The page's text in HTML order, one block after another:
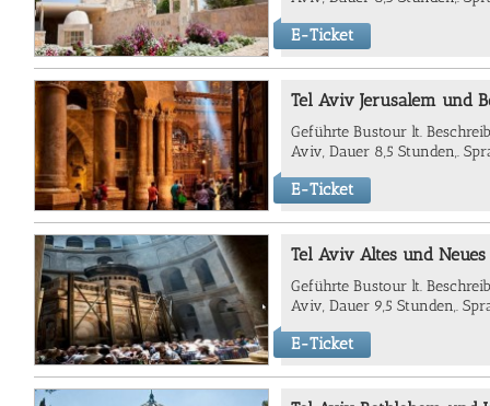
E-Ticket
Tel Aviv Jerusalem und
Geführte Bustour lt.
Aviv, Dauer 8,5 Stunden,.
E-Ticket
Tel Aviv Altes und Neues
Geführte Bustour lt.
Aviv, Dauer 9,5 Stunden,.
E-Ticket